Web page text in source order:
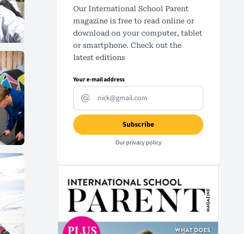
Our International School Parent
magazine is free to read online or
download on your computer, tablet
or smartphone. Check out the
latest editions
Your e-mail address
Ourprivacy policy